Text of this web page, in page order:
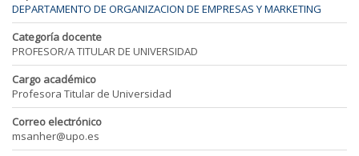
DEPARTAMENTO DE ORGANIZACION DE EMPRESAS Y MARKETING
Categoría docente
PROFESOR/A TITULAR DE UNIVERSIDAD
Cargo académico
Profesora Titular de Universidad
Correo electrónico
msanher@upo.es